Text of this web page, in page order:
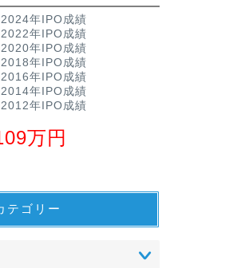
年IPO成績
年IPO成績
年IPO成績
年IPO成績
年IPO成績
年IPO成績
年IPO成績
万円
テゴリー